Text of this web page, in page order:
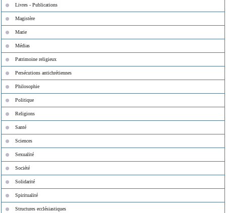
Livres - Publications
Magistère
Marie
Médias
Patrimoine religieux
Persécutions antichrétiennes
Philosophie
Politique
Religions
Santé
Sciences
Sexualité
Société
Solidarité
Spiritualité
Structures ecclésiastiques